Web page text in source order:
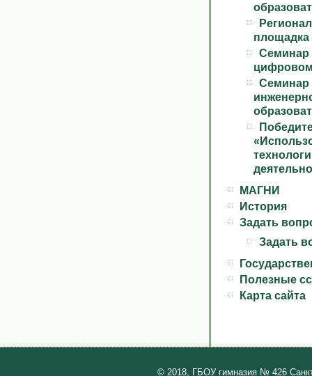
площадка
цифровом
МАГНИ
История
Задать
Задать
Полезные
Карта сайта
© 2018, ГБОУ гимназия № 426